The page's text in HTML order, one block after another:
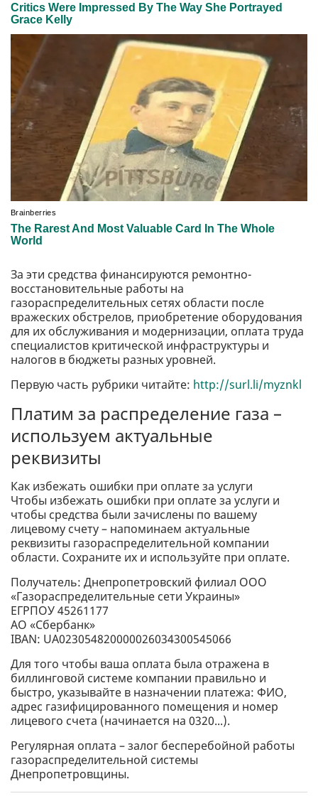
За эти средства финансируются ремонтно-
восстановительные работы на
газораспределительных сетях области после
вражеских обстрелов, приобретение оборудования
для их обслуживания и модернизации, оплата труда
специалистов критической инфраструктуры и
налогов в бюджеты разных уровней.
Первую часть рубрики читайте: http://surl.li/myznkl
Платим за распределение газа –
используем актуальные
реквизиты
Как избежать ошибки при оплате за услуги
Чтобы избежать ошибки при оплате за услуги и
чтобы средства были зачислены по вашему
лицевому счету – напоминаем актуальные
реквизиты газораспределительной компании
области. Сохраните их и используйте при оплате.
Получатель: Днепропетровский филиал ООО
«Газораспределительные сети Украины»
ЕГРПОУ 45261177
АО «Сбербанк»
IBAN: UA023054820000026034300545066
Для того чтобы ваша оплата была отражена в
биллинговой системе компании правильно и
быстро, указывайте в назначении платежа: ФИО,
адрес газифицированного помещения и номер
лицевого счета (начинается на 0320...).
Регулярная оплата – залог бесперебойной работы
газораспределительной системы
Днепропетровщины.